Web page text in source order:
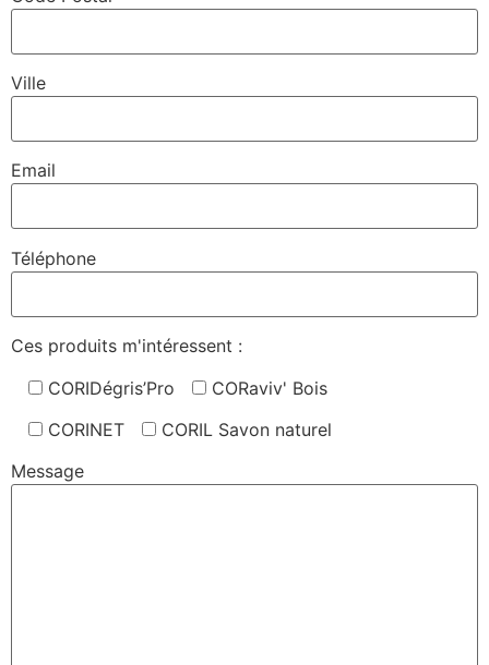
Ville
Email
Téléphone
Ces produits m'intéressent :
CORIDégris’Pro
CORaviv' Bois
CORINET
CORIL Savon naturel
Message